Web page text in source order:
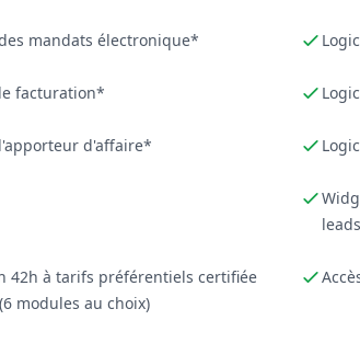
mandats électronique*
facturation*
d'affaire*
42h à tarifs préférentiels certifiée
modules au choix)